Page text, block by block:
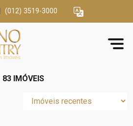
(012) 3519-3000
83 IMÓVEIS